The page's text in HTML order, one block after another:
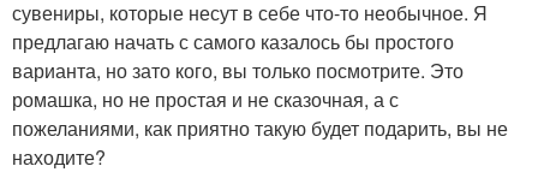
сувениры, которые несут в себе что-то необычное. Я
предлагаю начать с самого казалось бы простого
варианта, но зато кого, вы только посмотрите. Это
ромашка, но не простая и не сказочная, а с
пожеланиями, как приятно такую будет подарить, вы не
находите?